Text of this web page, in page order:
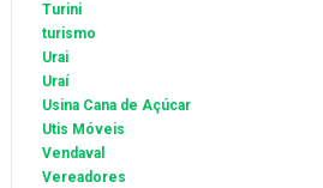
Turini
turismo
Urai
Uraí
Usina Cana de Açúcar
Utis Móveis
Vendaval
Vereadores